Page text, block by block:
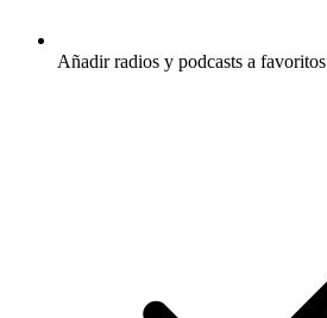
Añadir radios y podcasts a favoritos